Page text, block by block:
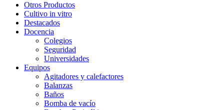
Otros Productos
Cultivo in vitro
Destacados
Docencia
Colegios
Seguridad
Universidades
Equipos
Agitadores y calefactores
Balanzas
Baños
Bomba de vacío